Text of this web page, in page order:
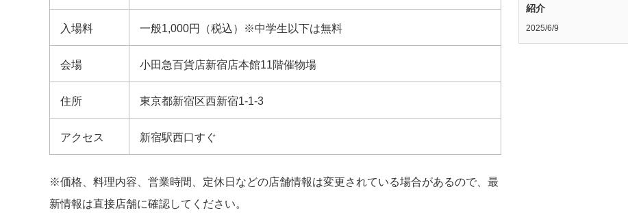
入場料 一般1,000円（税込）※中学生以下は無料
会場 小田急百貨店新宿店本館11階催物場
住所 東京都新宿区西新宿1-1-3
アクセス 新宿駅西口すぐ
※価格、料理内容、営業時間、定休日などの店舗情報は変更されている場合があるので、最
新情報は直接店舗に確認してください。
紹介
2025/6/9